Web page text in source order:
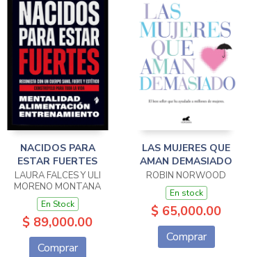
NACIDOS PARA
ESTAR FUERTES
LAURA FALCES Y ULI
MORENO MONTANA
En Stock
$ 89,000.00
Comprar
LAS MUJERES QUE
AMAN DEMASIADO
ROBIN NORWOOD
En stock
$ 65,000.00
Comprar